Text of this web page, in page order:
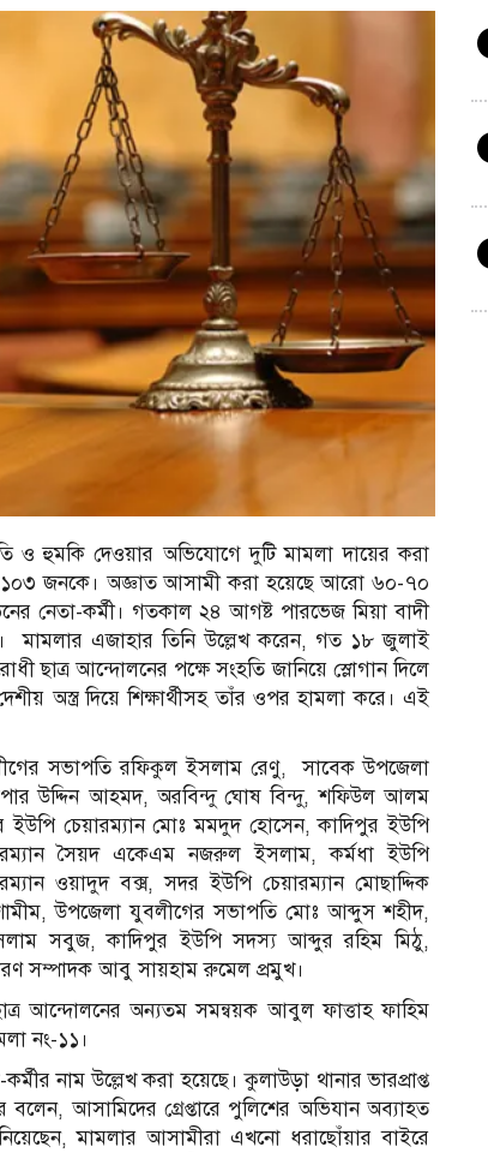
ও হুমকি দেওয়ার অভিযোগে দুটি মামলা দায়ের করা
১০৩ জনকে। অজ্ঞাত আসামী করা হয়েছে আরো ৬০-৭০
নেতা-কর্মী। গতকাল ২৪ আগষ্ট পারভেজ মিয়া বাদী
মামলার এজাহার তিনি উল্লেখ করেন, গত ১৮ জুলাই
ছাত্র আন্দোলনের পক্ষে সংহতি জানিয়ে স্লোগান দিলে
অস্ত্র দিয়ে শিক্ষার্থীসহ তাঁর ওপর হামলা করে। এই
সভাপতি রফিকুল ইসলাম রেণু, সাবেক উপজেলা
উদ্দিন আহমদ, অরবিন্দু ঘোষ বিন্দু, শফিউল আলম
চেয়ারম্যান মোঃ মমদুদ হোসেন, কাদিপুর ইউপি
সৈয়দ একেএম নজরুল ইসলাম, কর্মধা ইউপি
ওয়াদুদ বক্স, সদর ইউপি চেয়ারম্যান মোছাদ্দিক
উপজেলা যুবলীগের সভাপতি মোঃ আব্দুস শহীদ,
সবুজ, কাদিপুর ইউপি সদস্য আব্দুর রহিম মিঠু,
সম্পাদক আবু সায়হাম রুমেল প্রমুখ।
আন্দোলনের অন্যতম সমন্বয়ক আবুল ফাত্তাহ ফাহিম
নং-১১।
নাম উল্লেখ করা হয়েছে। কুলাউড়া থানার ভারপ্রাপ্ত
বলেন, আসামিদের গ্রেপ্তারে পুলিশের অভিযান অব্যাহত
মামলার আসামীরা এখনো ধরাছোঁয়ার বাইরে